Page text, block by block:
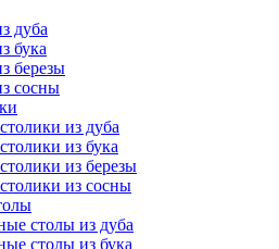
дуба
бука
березы
сосны
из дуба
из бука
из березы
из сосны
столы из дуба
столы из бука